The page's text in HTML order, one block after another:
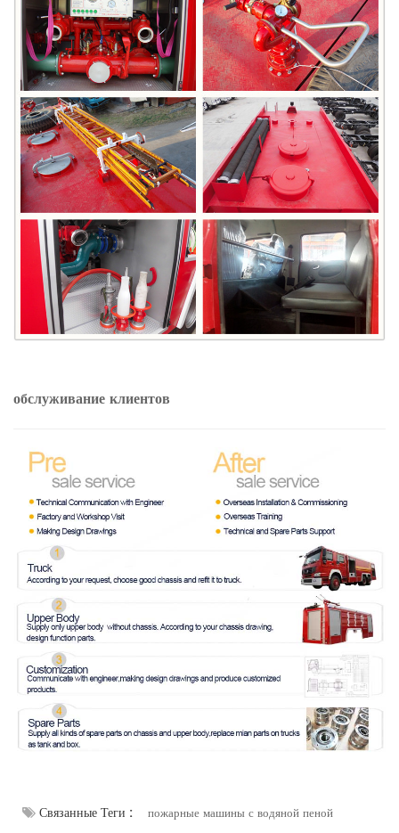
обслуживание клиентов
Связанные Теги : пожарные машины с водяной пеной